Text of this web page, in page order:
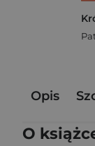
Opis
O